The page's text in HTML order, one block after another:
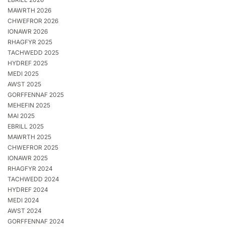
MAWRTH 2026
CHWEFROR 2026
IONAWR 2026
RHAGFYR 2025
TACHWEDD 2025
HYDREF 2025
MEDI 2025
AWST 2025
GORFFENNAF 2025
MEHEFIN 2025
MAI 2025
EBRILL 2025
MAWRTH 2025
CHWEFROR 2025
IONAWR 2025
RHAGFYR 2024
TACHWEDD 2024
HYDREF 2024
MEDI 2024
AWST 2024
GORFFENNAF 2024